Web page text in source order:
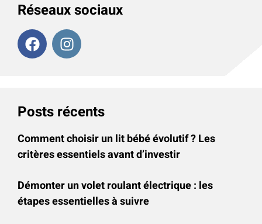
Réseaux sociaux
Posts récents
Comment choisir un lit bébé évolutif ? Les
critères essentiels avant d’investir
Démonter un volet roulant électrique : les
étapes essentielles à suivre